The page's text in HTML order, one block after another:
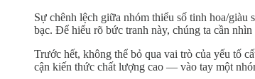
Sự chênh lệch giữa nhóm thiểu số tinh hoa/
bạc. Để hiểu rõ bức tranh này, chúng ta cần nhìn
Trước hết, không thể bỏ qua vai trò của yếu tố
cận kiến thức chất lượng cao — vào tay một